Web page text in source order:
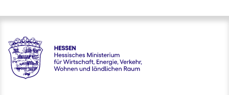
Hessen - Hessisches Ministerium für Wirtschaft, Energie,